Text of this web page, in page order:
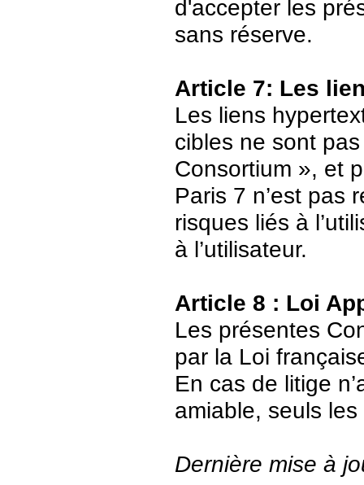
d'accepter les
sans réserve.
Article 7: Les
Les liens
cibles ne sont
Consortium », et
Paris 7 n’est pas
risques liés à
à l’utilisateur.
Article 8 : Loi
Les présentes
par la Loi
En cas de litige
amiable, seuls
Dernière mise à